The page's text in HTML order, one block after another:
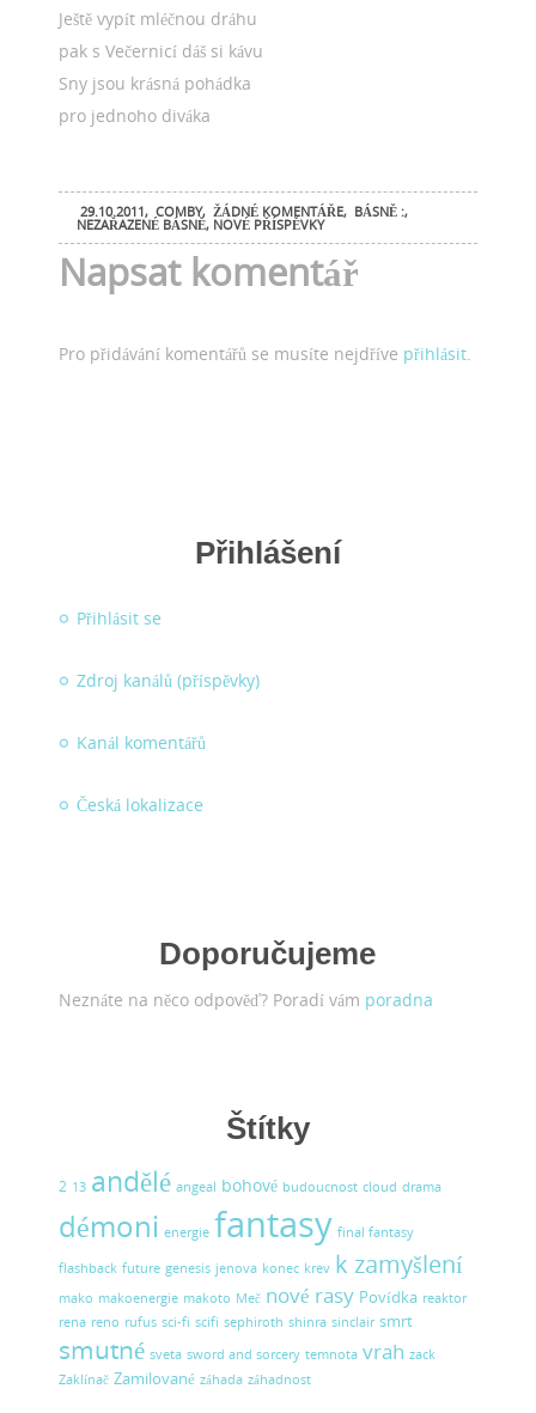
Ještě vypít mléčnou dráhu
pak s Večernicí dáš si kávu
Sny jsou krásná pohádka
pro jednoho diváka
29.10.2011, COMBY, ŽÁDNÉ KOMENTÁŘE, BÁSNĚ :,
NEZAŘAZENÉ BÁSNĚ, NOVÉ PŘÍSPĚVKY
Napsat komentář
Pro přidávání komentářů se musíte nejdříve přihlásit.
Přihlášení
Přihlásit se
Zdroj kanálů (příspěvky)
Kanál komentářů
Česká lokalizace
Doporučujeme
Neznáte na něco odpověď? Poradí vám poradna
Štítky
2 13 andělé angeal bohové budoucnost cloud drama
démoni energie fantasy final fantasy
flashback future genesis jenova konec krev k zamyšlení
mako makoenergie makoto Meč nové rasy Povídka reaktor
rena reno rufus sci-fi scifi sephiroth shinra sinclair smrt
smutné sveta sword and sorcery temnota vrah zack
Zaklínač Zamilované záhada záhadnost